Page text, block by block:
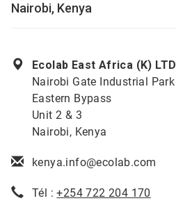
Nairobi, Kenya
Ecolab East Africa (K) LTD
Nairobi Gate Industrial Park
Eastern Bypass
Unit 2 & 3
Nairobi, Kenya
kenya.info@ecolab.com
Tél :+254 722 204 170